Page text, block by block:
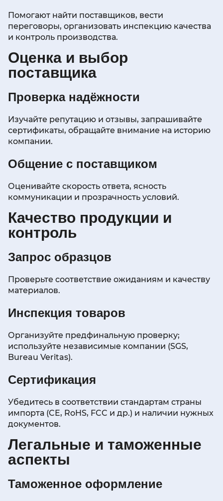
Помогают найти поставщиков, вести
переговоры, организовать инспекцию качества
и контроль производства.
Оценка и выбор
поставщика
Проверка надёжности
Изучайте репутацию и отзывы, запрашивайте
сертификаты, обращайте внимание на историю
компании.
Общение с поставщиком
Оценивайте скорость ответа, ясность
коммуникации и прозрачность условий.
Качество продукции и
контроль
Запрос образцов
Проверьте соответствие ожиданиям и качеству
материалов.
Инспекция товаров
Организуйте предфинальную проверку;
используйте независимые компании (SGS,
Bureau Veritas).
Сертификация
Убедитесь в соответствии стандартам страны
импорта (CE, RoHS, FCC и др.) и наличии нужных
документов.
Легальные и таможенные
аспекты
Таможенное оформление